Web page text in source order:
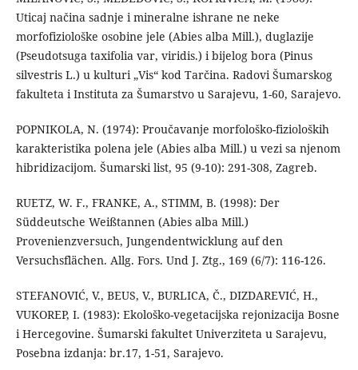
Uticaj načina sadnje i mineralne ishrane ne neke
morfofiziološke osobine jele (Abies alba Mill.), duglazije
(Pseudotsuga taxifolia var, viridis.) i bijelog bora (Pinus
silvestris L.) u kulturi „Vis“ kod Tarčina. Radovi Šumarskog
fakulteta i Instituta za Šumarstvo u Sarajevu, 1-60, Sarajevo.
POPNIKOLA, N. (1974): Proučavanje morfološko-fizioloških
karakteristika polena jele (Abies alba Mill.) u vezi sa njenom
hibridizacijom. Šumarski list, 95 (9-10): 291-308, Zagreb.
RUETZ, W. F., FRANKE, A., STIMM, B. (1998): Der
Süddeutsche Weißtannen (Abies alba Mill.)
Provenienzversuch, Jungendentwicklung auf den
Versuchsflächen. Allg. Fors. Und J. Ztg., 169 (6/7): 116-126.
STEFANOVIĆ, V., BEUS, V., BURLICA, Č., DIZDAREVIĆ, H.,
VUKOREP, I. (1983): Ekološko-vegetacijska rejonizacija Bosne
i Hercegovine. Šumarski fakultet Univerziteta u Sarajevu,
Posebna izdanja: br.17, 1-51, Sarajevo.